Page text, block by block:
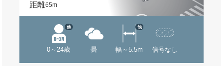
距離65m
0～24歳
他
曇 幅～5.5m
他
信号なし